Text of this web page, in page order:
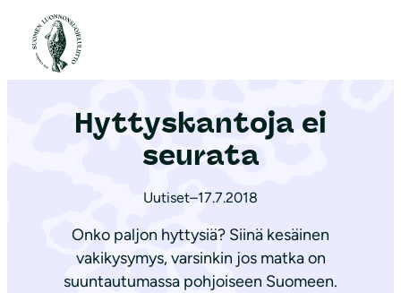
Etusivu
Hyttyskantoja ei
seurata
Uutiset–17.7.2018
Onko paljon hyttysiä? Siinä kesäinen
vakikysymys, varsinkin jos matka on
suuntautumassa pohjoiseen Suomeen.